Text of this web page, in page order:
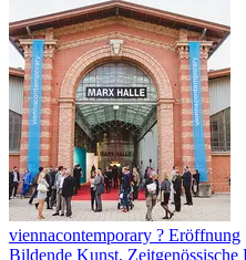
viennacontemporary ? Eröffnung
Bildende Kunst,